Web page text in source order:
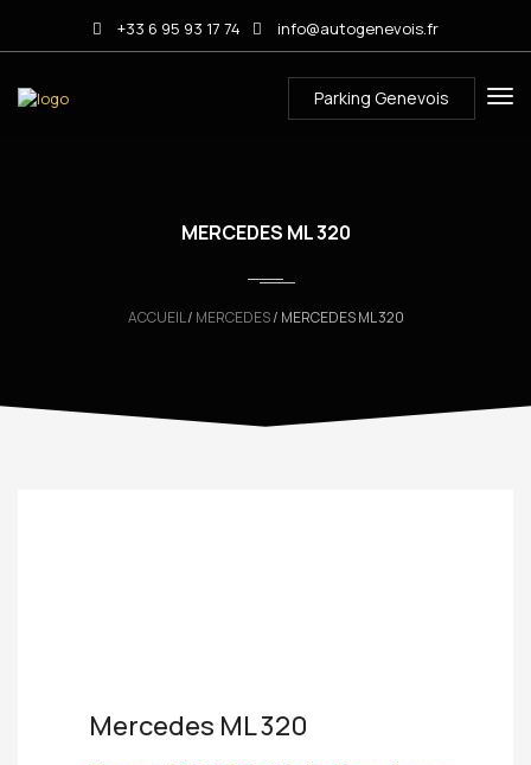
+33 6 95 93 17 74 info@autogenevois.fr
Parking Genevois
MERCEDES ML 320
ACCUEIL/ MERCEDES/ MERCEDES ML 320
Mercedes ML 320